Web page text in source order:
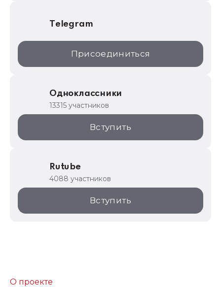
Telegram
Присоединиться
Одноклассники
13315 участников
Вступить
Rutube
4088 участников
Вступить
О проекте